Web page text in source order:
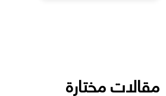
مقالات مختارة